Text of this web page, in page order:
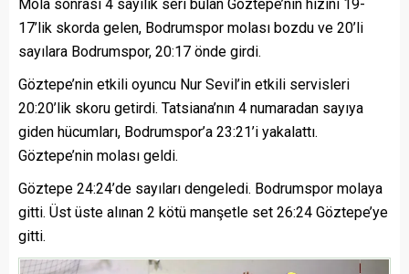
Mola sonrası 4 sayılık seri bulan Göztepe’nin hızını 19-
17’lik skorda gelen, Bodrumspor molası bozdu ve 20’li
sayılara Bodrumspor, 20:17 önde girdi.
Göztepe’nin etkili oyuncu Nur Sevil’in etkili servisleri
20:20’lik skoru getirdi. Tatsiana’nın 4 numaradan sayıya
giden hücumları, Bodrumspor’a 23:21’i yakalattı.
Göztepe’nin molası geldi.
Göztepe 24:24’de sayıları dengeledi. Bodrumspor molaya
gitti. Üst üste alınan 2 kötü manşetle set 26:24 Göztepe’ye
gitti.